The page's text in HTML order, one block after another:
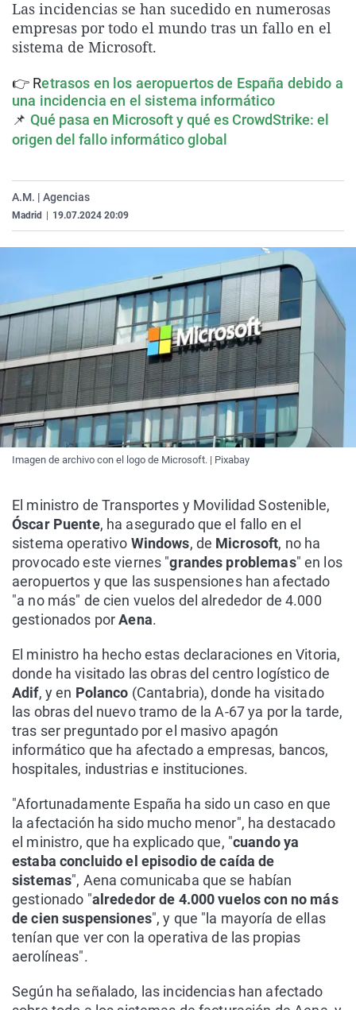
La rosa de los vientos
Caso
Operación Viuda
Extremadura
Navarra
País Vasco
Virales
Las incidencias se han sucedido en numerosas
empresas por todo el mundo tras un fallo en el
sistema de Microsoft.
👉 Retrasos en los aeropuertos de España debido a
una incidencia en el sistema informático
📌 Qué pasa en Microsoft y qué es CrowdStrike: el
origen del fallo informático global
A.M. | Agencias
Madrid 19.07.2024 20:09
Imagen de archivo con el logo de Microsoft. | Pixabay
El ministro de Transportes y Movilidad Sostenible,
Óscar Puente, ha asegurado que el fallo en el
sistema operativo Windows, de Microsoft, no ha
provocado este viernes "grandes problemas" en los
aeropuertos y que las suspensiones han afectado
"a no más" de cien vuelos del alrededor de 4.000
gestionados porAena.
El ministro ha hecho estas declaraciones en Vitoria,
donde ha visitado las obras del centro logístico de
Adif, y en Polanco (Cantabria), donde ha visitado
las obras del nuevo tramo de la A-67 ya por la tarde,
tras ser preguntado por el masivo apagón
informático que ha afectado a empresas, bancos,
hospitales, industrias e instituciones.
"Afortunadamente España ha sido un caso en que
la afectación ha sido mucho menor", ha destacado
el ministro, que ha explicado que, "cuando ya
estaba concluido el episodio de caída de
sistemas", Aena comunicaba que se habían
gestionado "alrededor de 4.000 vuelos con no más
de cien suspensiones", y que "la mayoría de ellas
tenían que ver con la operativa de las propias
aerolíneas".
Según ha señalado, las incidencias han afectado